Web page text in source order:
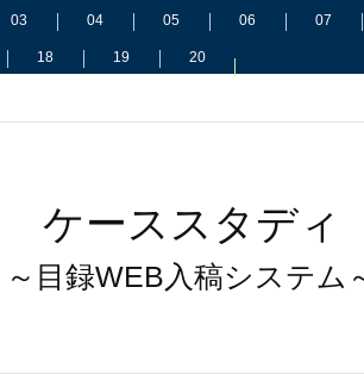
03 04 05 06 07
18 19 20
ケーススタディ
～目録WEB入稿システム